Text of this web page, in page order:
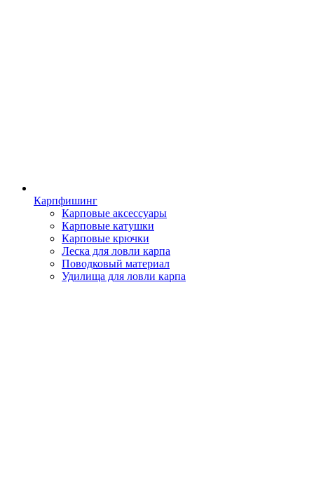
Карпфишинг
Карповые аксессуары
Карповые катушки
Карповые крючки
Леска для ловли карпа
Поводковый материал
Удилища для ловли карпа